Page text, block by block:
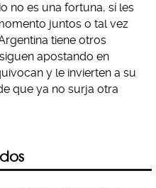
no es una fortuna, sí les
juntos o tal vez
tiene otros
apostando en
y le invierten a su
que ya no surja otra